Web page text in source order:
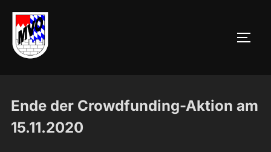
Inhalt
springen
Ende der Crowdfunding-Aktion am
15.11.2020